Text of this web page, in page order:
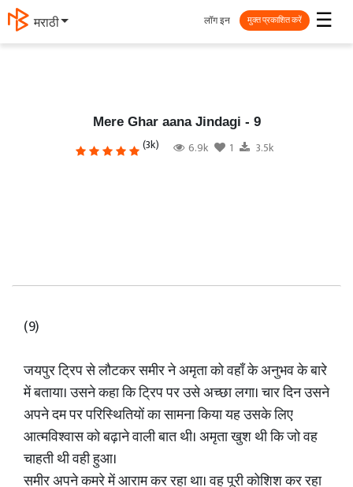
मराठी ☰
लॉग इन मुक्त प्रकाशित करें
Mere Ghar aana Jindagi - 9
(3k) 6.9k 1 3.5k
(9)
जयपुर ट्रिप से लौटकर समीर ने अमृता को वहाँ के अनुभव के बारे
में बताया। उसने कहा कि ट्रिप पर उसे अच्छा लगा। चार दिन उसने
अपने दम पर परिस्थितियों का सामना किया यह उसके लिए
आत्मविश्वास को बढ़ाने वाली बात थी। अमृता खुश थी कि जो वह
चाहती थी वही हुआ।
समीर अपने कमरे में आराम कर रहा था। वह पूरी कोशिश कर रहा